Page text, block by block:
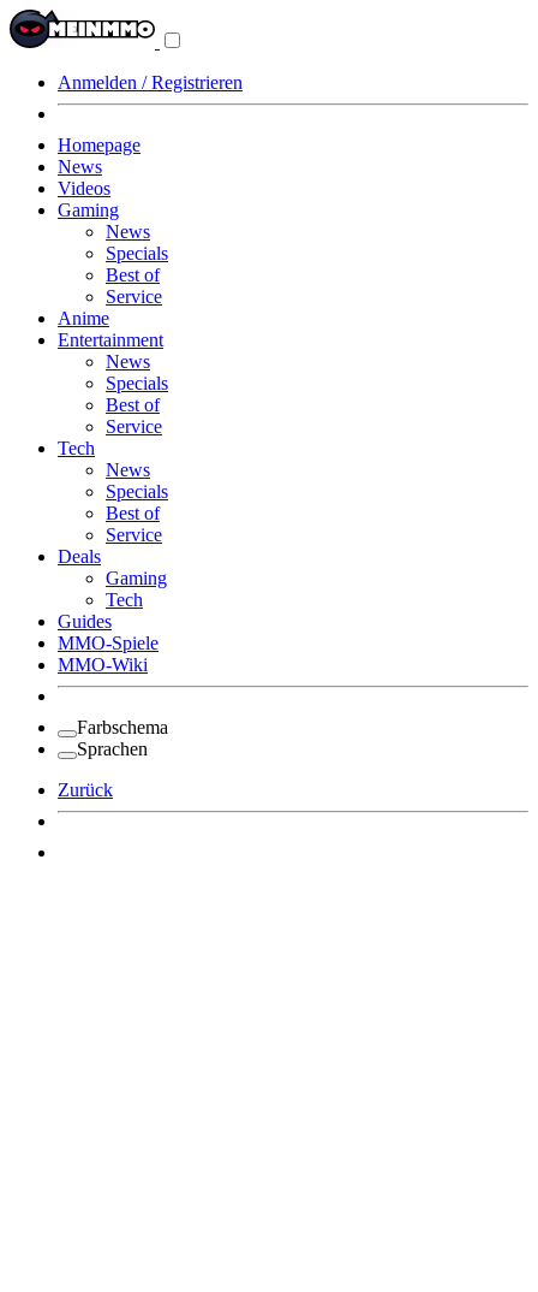
Anmelden / Registrieren
Homepage
News
Videos
Gaming
News
Specials
Best of
Service
Anime
Entertainment
News
Specials
Best of
Service
Tech
News
Specials
Best of
Service
Deals
Gaming
Tech
Guides
MMO-Spiele
MMO-Wiki
Farbschema
Sprachen
Zurück